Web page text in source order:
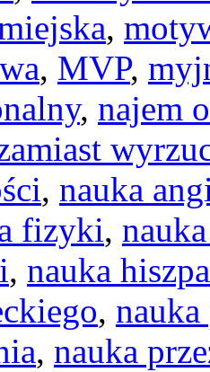
,
, MVP,
, najem
, nauka
fizyki,
, nauka
,
, nauka